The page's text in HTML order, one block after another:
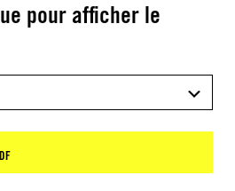
pour afficher le